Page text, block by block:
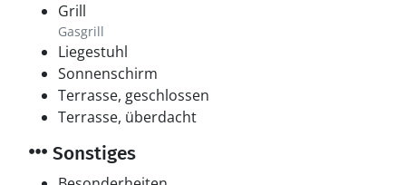
Grill
Gasgrill
Liegestuhl
Sonnenschirm
Terrasse, geschlossen
Terrasse, überdacht
Sonstiges